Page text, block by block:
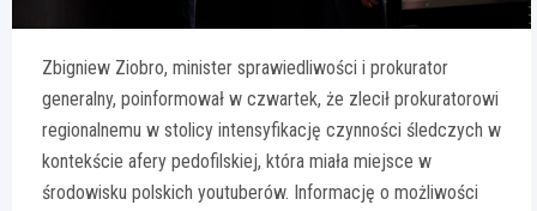
Zbigniew Ziobro, minister sprawiedliwości i prokurator
generalny, poinformował w czwartek, że zlecił prokuratorowi
regionalnemu w stolicy intensyfikację czynności śledczych w
kontekście afery pedofilskiej, która miała miejsce w
środowisku polskich youtuberów. Informację o możliwości